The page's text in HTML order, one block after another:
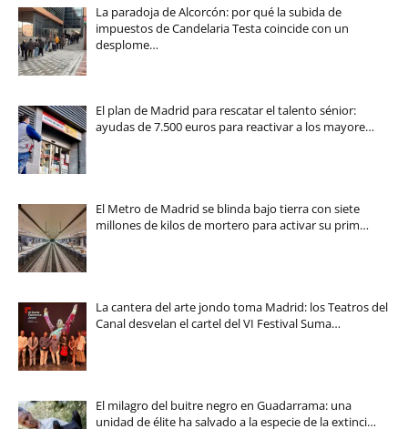
La paradoja de Alcorcón: por qué la subida de
impuestos de Candelaria Testa coincide con un
desplome…
El plan de Madrid para rescatar el talento sénior:
ayudas de 7.500 euros para reactivar a los mayore…
El Metro de Madrid se blinda bajo tierra con siete
millones de kilos de mortero para activar su prim…
La cantera del arte jondo toma Madrid: los Teatros del
Canal desvelan el cartel del VI Festival Suma…
El milagro del buitre negro en Guadarrama: una
unidad de élite ha salvado a la especie de la extinci…